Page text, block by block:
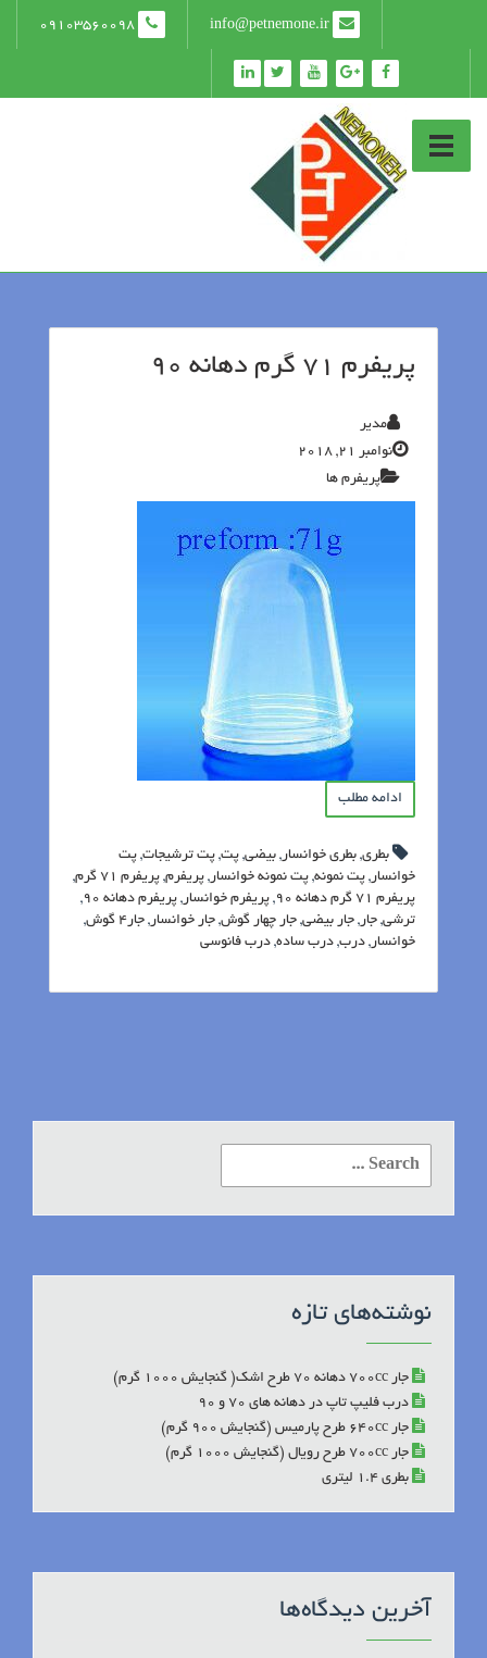
پریفرم 71 گرم دهانه 90
مدیر
نوامبر 21, 2018
پریفرم ها
ادامه مطلب
بطری, بطری خوانسار , بیضی, پت, پت ترشیجات, پت
خوانسار , پت نمونه, پت نمونه خوانسار , پریفرم, پریفرم 71 گرم
,
پریفرم 71 گرم دهانه 90
, پریفرم خوانسار , پریفرم دهانه 90
,
ترشی, جار , جار بیضی, جار چهار گوش, جار خوانسار , جار4 گوش
,
خوانسار , درب, درب ساده, درب فانوسی
Search
نوشته‌های تازه
جار 700cc دهانه 70 طرح اشک( گنجایش 1000 گرم)
درب فلیپ تاپ در دهانه های 70 و 90
جار 640cc طرح پارمیس (گنجایش 900 گرم)
جار 700cc طرح رویال (گنجایش 1000 گرم)
بطری 1.4 لیتری
آخرین دیدگاه‌ها